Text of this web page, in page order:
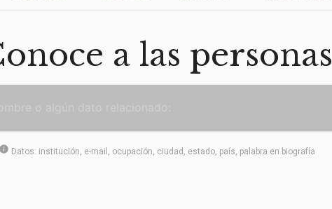
a las personas
info Datos: institución, e-mail, ocupación, ciudad, estado, país, palabra en biografía